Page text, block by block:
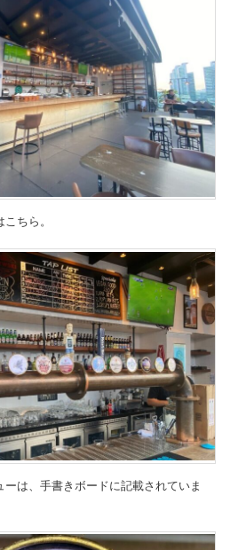
ちら。
は、手書きボードに記載されていま